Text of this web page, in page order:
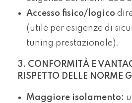
Accesso fisico/logico
(utile per esigenze di
tuning prestazionale).
3. CONFORMITÀ E
RISPETTO DELLE NORME
Maggiore isolamento: